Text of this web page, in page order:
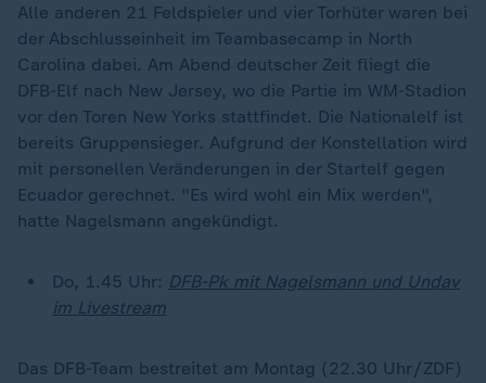
Alle anderen 21 Feldspieler und vier Torhüter waren bei
der Abschlusseinheit im Teambasecamp in North
Carolina dabei. Am Abend deutscher Zeit fliegt die
DFB-Elf nach New Jersey, wo die Partie im WM-Stadion
vor den Toren New Yorks stattfindet. Die Nationalelf ist
bereits Gruppensieger. Aufgrund der Konstellation wird
mit personellen Veränderungen in der Startelf gegen
Ecuador gerechnet. "Es wird wohl ein Mix werden",
hatte Nagelsmann angekündigt.
Do, 1.45 Uhr: DFB-Pk mit Nagelsmann und Undav
im Livestream
Das DFB-Team bestreitet am Montag (22.30 Uhr/ZDF)